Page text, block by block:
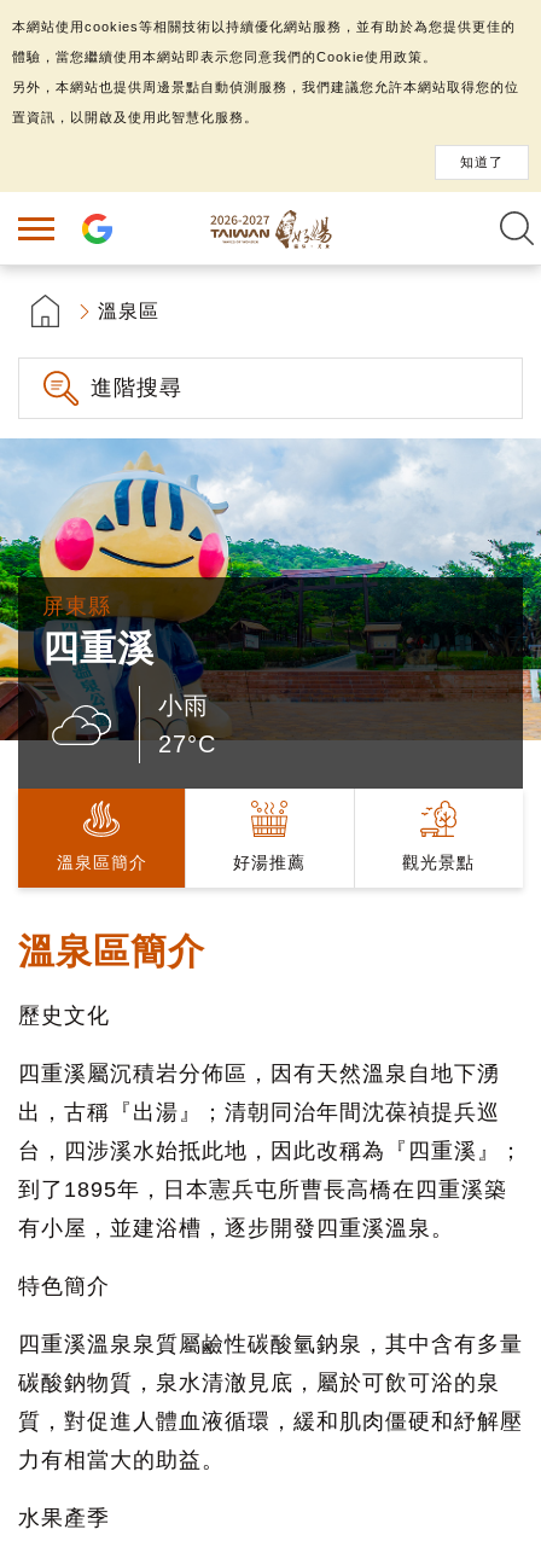
溫泉區
進階搜尋
屏東縣
四重溪
小雨
27°C
溫泉區簡介 好湯推薦 觀光景點
溫泉區簡介
歷史文化
四重溪屬沉積岩分佈區，因有天然溫泉自地下湧
出，古稱『出湯』；清朝同治年間沈葆禎提兵巡
台，四涉溪水始抵此地，因此改稱為『四重溪』；
到了1895年，日本憲兵屯所曹長高橋在四重溪築
有小屋，並建浴槽，逐步開發四重溪溫泉。
特色簡介
四重溪溫泉泉質屬鹼性碳酸氫鈉泉，其中含有多量
碳酸鈉物質，泉水清澈見底，屬於可飲可浴的泉
質，對促進人體血液循環，緩和肌肉僵硬和紓解壓
力有相當大的助益。
水果產季
本網站使用cookies等相關技術以持續優化網站服務，並有助於為您提供更佳的
體驗，當您繼續使用本網站即表示您同意我們的Cookie使用政策。
另外，本網站也提供周邊景點自動偵測服務，我們建議您允許本網站取得您的位
置資訊，以開啟及使用此智慧化服務。
知道了